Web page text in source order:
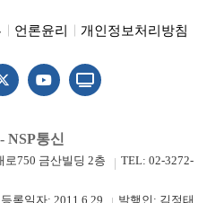
언론윤리 개인정보처리방침
NSP통신
로750 금산빌딩 2층
TEL: 02-3272-
등록일자: 2011.6.29 발행인: 김정태